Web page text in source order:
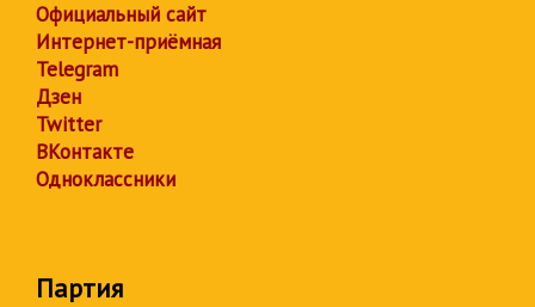
Официальный сайт
Интернет-приёмная
Telegram
Дзен
Twitter
ВКонтакте
Одноклассники
Партия